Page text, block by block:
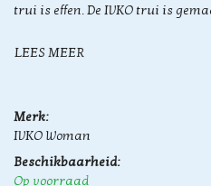
trui is effen. De IVKO trui is
LEES MEER
Merk:
IVKO Woman
Beschikbaarheid:
Op voorraad